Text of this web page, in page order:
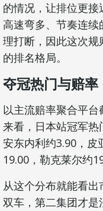
的情况，让排位更
高速弯多、节奏连
理打断，因此这次
的排名格局。
夺冠热门与赔率
以主流赔率聚合平
来看，日本站冠军热
安东内利约3.90，皮
19.00，勒克莱尔约
从这个分布就能看
双车，第二集团才